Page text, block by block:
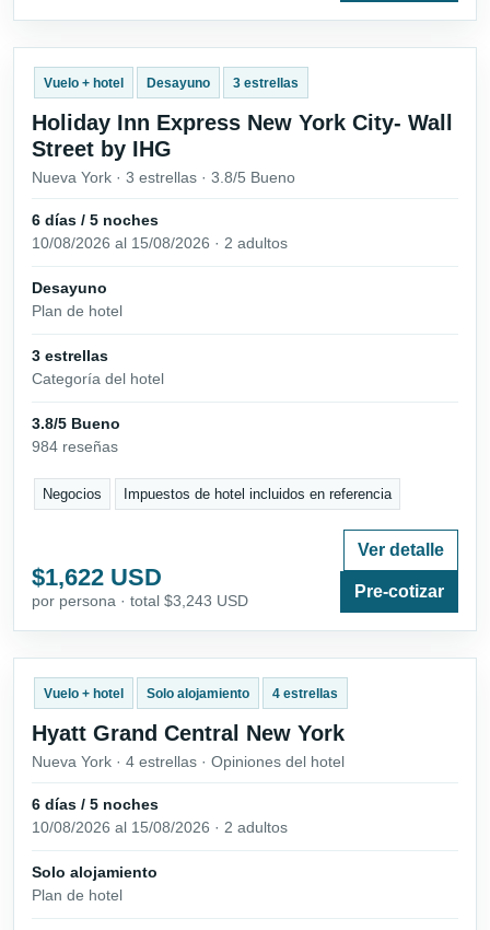
Vuelo + hotel Desayuno 3 estrellas
Holiday Inn Express New York City- Wall
Street by IHG
Nueva York · 3 estrellas · 3.8/5 Bueno
6 días / 5 noches
10/08/2026 al 15/08/2026 · 2 adultos
Desayuno
Plan de hotel
3 estrellas
Categoría del hotel
3.8/5 Bueno
984 reseñas
Negocios Impuestos de hotel incluidos en referencia
$1,622 USD
por persona · total $3,243 USD
Ver detalle
Pre-cotizar
Vuelo + hotel Solo alojamiento 4 estrellas
Hyatt Grand Central New York
Nueva York · 4 estrellas · Opiniones del hotel
6 días / 5 noches
10/08/2026 al 15/08/2026 · 2 adultos
Solo alojamiento
Plan de hotel